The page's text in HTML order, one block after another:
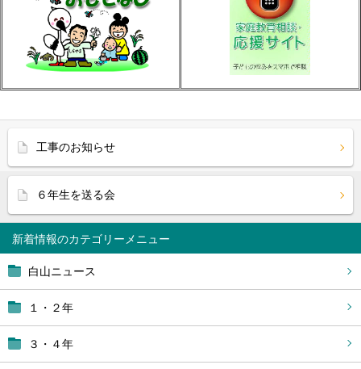
新着情報
白山ニュース
１・２年
３・４年
工事のお知らせ
６年生を送る会